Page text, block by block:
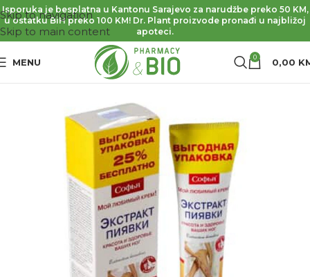
Skip to navigation
Skip to main content
Isporuka je besplatna u Kantonu Sarajevo za narudžbe preko 50 KM,
u ostatku BiH preko 100 KM! Dr. Plant proizvode pronađi u najbližoj
apoteci.
MENU 0 0,00